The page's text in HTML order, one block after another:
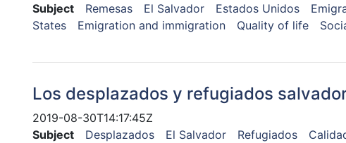
Subject
Remesas El Salvador Estados Unidos
States
Emigration and immigration Quality of life
Los desplazados y refugiados
2019-08-30T14:17:45Z
Subject
Desplazados El Salvador Refugiados